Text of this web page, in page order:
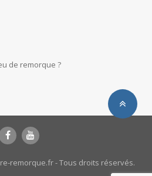
de remorque ?
remorque.fr - Tous droits réservés.